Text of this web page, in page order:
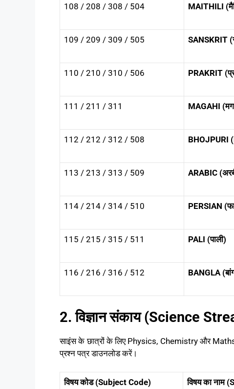
108 / 208 / 308 / 504 MAITHILI
109 / 209 / 309 / 505 SANSKRIT
110 / 210 / 310 / 506 PRAKRIT
111 / 211 / 311 MAGAHI
112 / 212 / 312 / 508 BHOJPURI
113 / 213 / 313 / 509 ARABIC
114 / 214 / 314 / 510 PERSIAN
115 / 215 / 315 / 511 PALI (पाली)
116 / 216 / 316 / 512 BANGLA
2. विज्ञान संकाय (Science
साइंस के छात्रों के लिए Physics, Chemistry और
प्रश्न पत्र डाउनलोड करें।
विषय कोड (Subject Code) विषय का नाम